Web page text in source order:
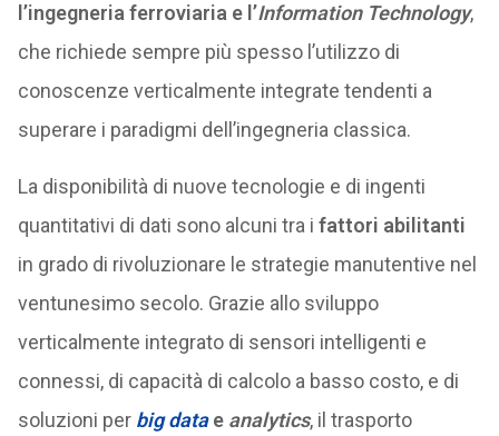
l’ingegneria ferroviaria e l’Information Technology,
che richiede sempre più spesso l’utilizzo di
conoscenze verticalmente integrate tendenti a
superare i paradigmi dell’ingegneria classica.
La disponibilità di nuove tecnologie e di ingenti
quantitativi di dati sono alcuni tra i fattori abilitanti
in grado di rivoluzionare le strategie manutentive nel
ventunesimo secolo. Grazie allo sviluppo
verticalmente integrato di sensori intelligenti e
connessi, di capacità di calcolo a basso costo, e di
soluzioni per big datae analytics, il trasporto